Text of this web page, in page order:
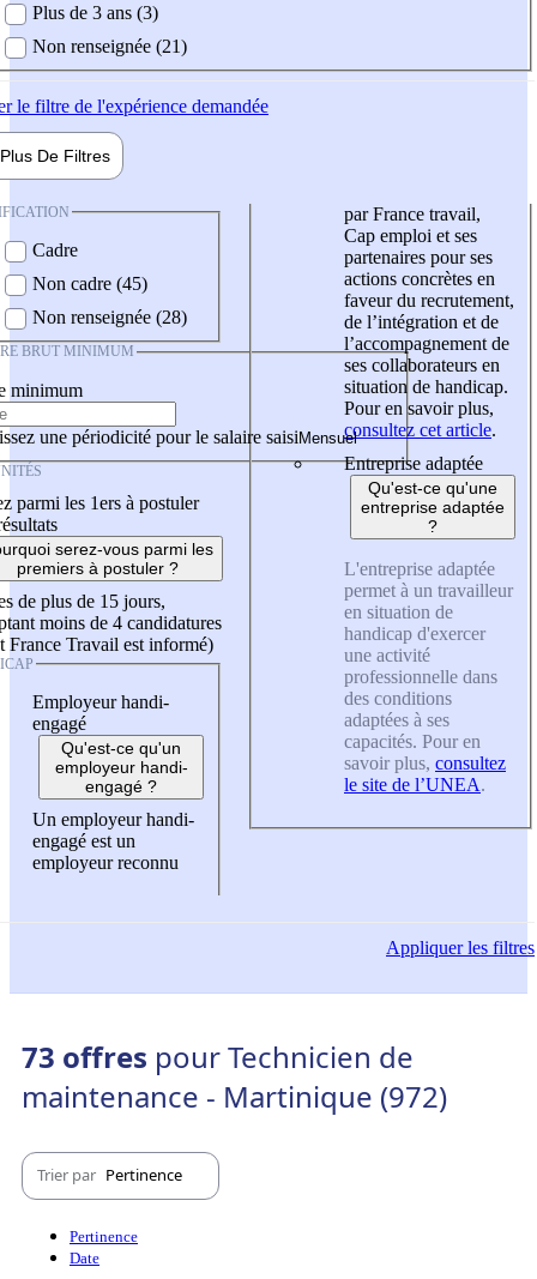
Plus de 3 ans (3)
Non renseignée (21)
le filtre de l'expérience demandée
Plus De Filtres
Cadre
Non cadre (45)
Non renseignée (28)
BRUT MINIMUM
minimum
une périodicité pour le salaire saisi
parmi les 1ers à postuler
serez-vous parmi les
premiers à postuler ?
de plus de 15 jours,
moins de 4 candidatures
France Travail est informé)
Employeur handi-
engagé
Qu'est-ce qu'un
employeur handi-
engagé ?
Un employeur handi-
engagé est un
employeur reconnu
par France travail,
Cap emploi et ses
partenaires pour ses
actions concrètes en
faveur du recrutement,
de l’intégration et de
l’accompagnement de
ses collaborateurs en
situation de handicap.
Pour en savoir plus,
consultez cet article.
Entreprise adaptée
Qu'est-ce qu'une
entreprise adaptée
?
L'entreprise adaptée
permet à un travailleur
en situation de
handicap d'exercer
une activité
professionnelle dans
des conditions
adaptées à ses
capacités. Pour en
savoir plus, consultez
le site de l’UNEA.
Appliquerles filtres
73 offres pour Technicien de
maintenance - Martinique (972)
Trier par Pertinence
Pertinence
Date